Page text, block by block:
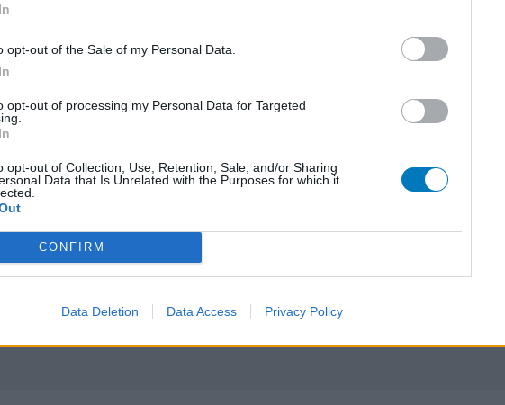
opt-out of the Sale of my Personal Data.
opt-out of processing my Personal Data for Targeted
opt-out of Collection, Use, Retention, Sale, and/or Sharing
Data that Is Unrelated with the Purposes for which it
CONFIRM
Data Deletion Data Access Privacy Policy
Kijk
LET OP!
Ervaringen zijn
van medicijnen
Raadpleeg altijd